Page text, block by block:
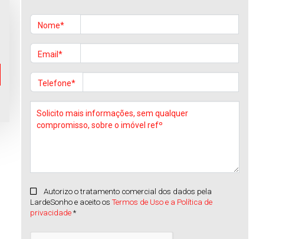
Nome*
Email*
Telefone*
Autorizo o tratamento comercial dos dados pela
LardeSonho e aceito osTermos de Uso e a Política de
privacidade *